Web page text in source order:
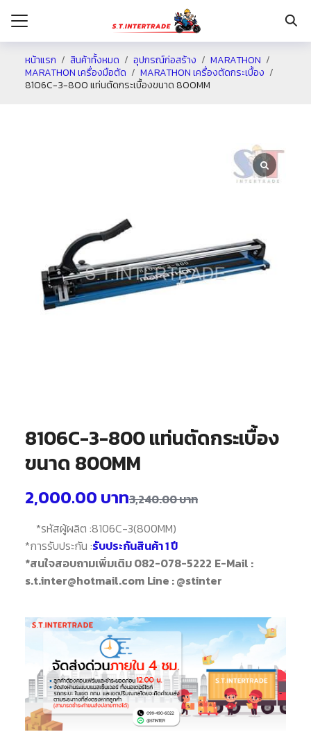
หน้าแรก สินค้าทั้งหมด อุปกรณ์ก่อสร้าง
MARATHON
MARATHON เครื่องมือตัด
MARATHON เครื่องตัดกระเบื้อง
8106C-3-800 แท่นตัดกระเบื้องขนาด 800MM
8106C-3-800 แท่นตัดกระเบื้อง
ขนาด 800MM
3,240.00บาท
2,000.00 บาท
*รหัสผู้ผลิต :8106C-3(800MM)
*การรับประกัน :รับประกันสินค้า 1 ปี
*สนใจสอบถามเพิ่มเติม 082-078-5222 E-Mail :
s.t.inter@hotmail.com Line : @stinter